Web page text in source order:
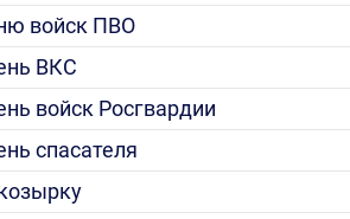
войск ПВО
ВКС
войск Росгвардии
спасателя